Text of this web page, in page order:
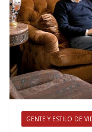
GENTE Y ESTILO DE